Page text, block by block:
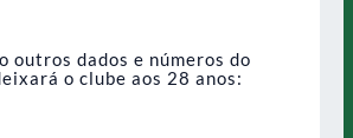
outros dados e números do
o clube aos 28 anos: